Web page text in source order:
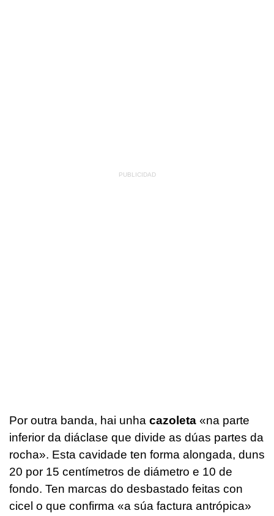
Por outra banda, hai unha cazoleta «na parte
inferior da diáclase que divide as dúas partes da
rocha». Esta cavidade ten forma alongada, duns
20 por 15 centímetros de diámetro e 10 de
fondo. Ten marcas do desbastado feitas con
cicel o que confirma «a súa factura antrópica»